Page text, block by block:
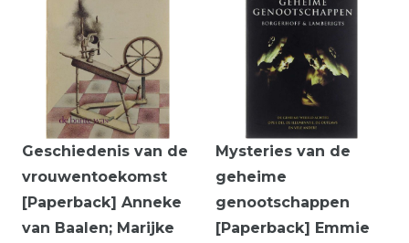
Geschiedenis van de
vrouwentoekomst
[Paperback] Anneke
van Baalen; Marijke
Mysteries van de
geheime
genootschappen
[Paperback] Emmie